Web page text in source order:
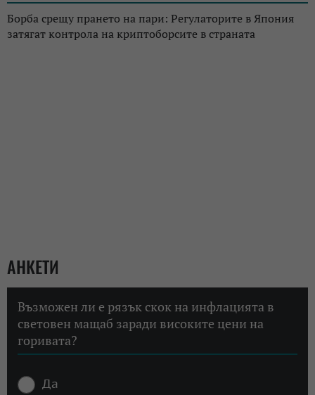
Борба срещу прането на пари: Регулаторите в Япония
затягат контрола на криптоборсите в страната
АНКЕТИ
Възможен ли е рязък скок на инфлацията в
световен мащаб заради високите цени на
горивата?
Да